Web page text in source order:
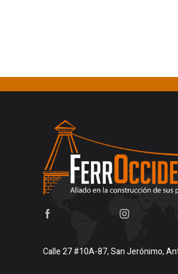
Calle 27 #10A-87, San Jerónimo,